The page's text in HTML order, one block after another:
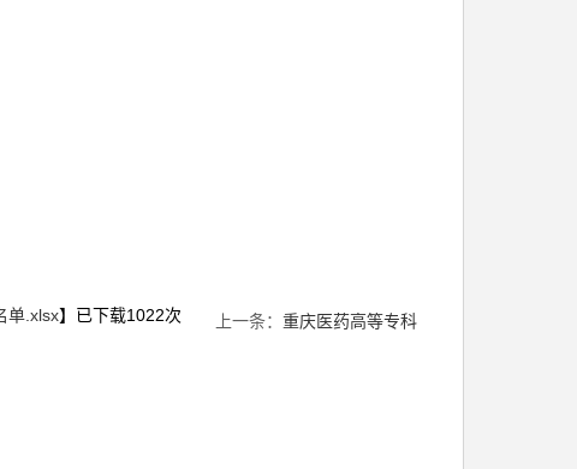
单.xlsx】已下载1022次 上一条： 重庆医药高等专科